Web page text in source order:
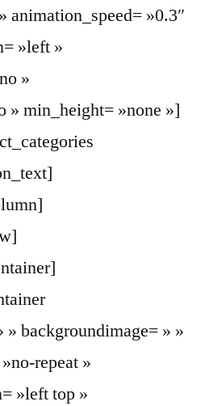
animation_speed= »0.3″
»left »
»
» min_height= »none »]
backgroundimage= » »
repeat »
»left top »